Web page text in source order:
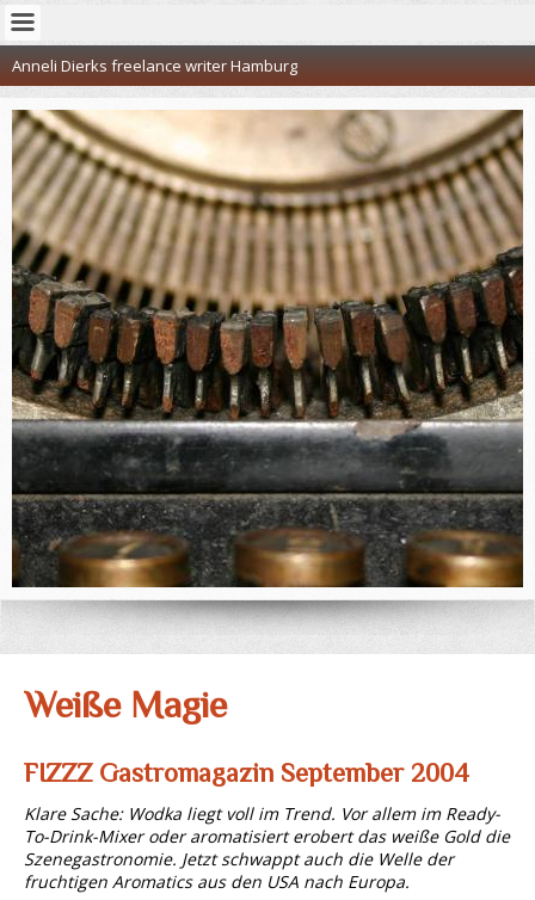
Anneli Dierks freelance writer Hamburg
Weiße Magie
FIZZZ Gastromagazin September 2004
Klare Sache: Wodka liegt voll im Trend. Vor allem im Ready-
To-Drink-Mixer oder aromatisiert erobert das weiße Gold die
Szenegastronomie. Jetzt schwappt auch die Welle der
fruchtigen Aromatics aus den USA nach Europa.